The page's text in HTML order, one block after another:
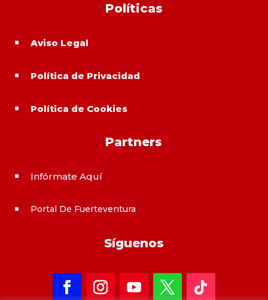
Políticas
^ Aviso Legal
^ Política de Privacidad
^ Política de Cookies
Partners
^ Infórmate Aquí
^ Portal De Fuerteventura
Síguenos